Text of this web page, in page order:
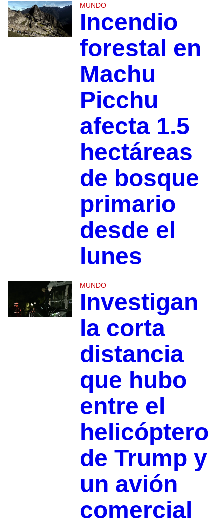
MUNDO
Incendio
forestal en
Machu
Picchu
afecta 1.5
hectáreas
de bosque
primario
desde el
lunes
MUNDO
Investigan
la corta
distancia
que hubo
entre el
helicóptero
de Trump y
un avión
comercial